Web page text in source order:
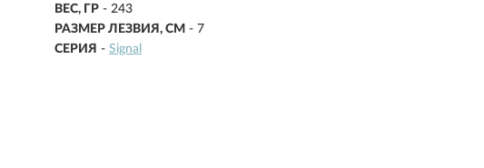
ВЕС, ГР - 243
РАЗМЕР ЛЕЗВИЯ, СМ - 7
СЕРИЯ - Signal